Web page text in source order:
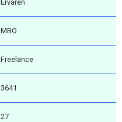
Ervaren
MBO
Freelance
3641
27